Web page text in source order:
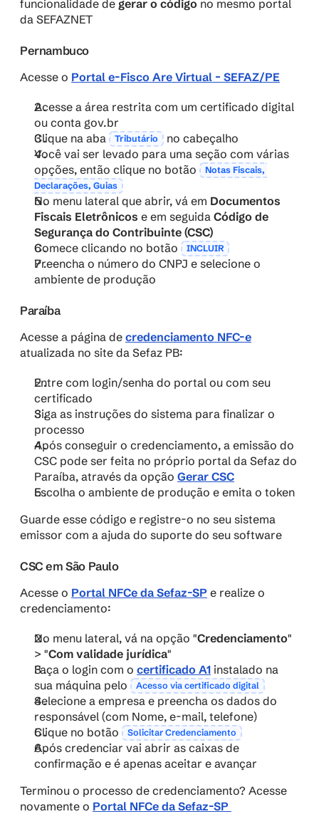
funcionalidade de gerar o código no mesmo portal
da SEFAZNET
Pernambuco
Acesse o Portal e-Fisco Are Virtual – SEFAZ/PE
Acesse a área restrita com um certificado digital
ou conta gov.br
Clique na aba
Tributário
no cabeçalho
Você vai ser levado para uma seção com várias
opções, então clique no botão
Notas Fiscais,
Declarações, Guias
No menu lateral que abrir, vá em Documentos
Fiscais Eletrônicos e em seguida Código de
Segurança do Contribuinte (CSC)
Comece clicando no botão
INCLUIR
Preencha o número do CNPJ e selecione o
ambiente de produção
Paraíba
Acesse a página de credenciamento NFC-e
atualizada no site da Sefaz PB:
Entre com login/senha do portal ou com seu
certificado
Siga as instruções do sistema para finalizar o
processo​
Após conseguir o credenciamento, a emissão do
CSC pode ser feita no próprio portal da Sefaz do
Paraíba, através da opção Gerar CSC
Escolha o ambiente de produção e emita o token
Guarde esse código e registre-o no seu sistema
emissor com a ajuda do suporte do seu software
CSC em São Paulo
Acesse o Portal NFCe da Sefaz-SP e realize o
credenciamento:
No menu lateral, vá na opção "Credenciamento"
> "Com validade jurídica"
Faça o login com o certificado A1 instalado na
sua máquina pelo
Acesso via certificado digital
Selecione a empresa e preencha os dados do
responsável (com Nome, e-mail, telefone)
Clique no botão
Solicitar Credenciamento
Após credenciar vai abrir as caixas de
confirmação e é apenas aceitar e avançar
Terminou o processo de credenciamento? Acesse
novamente o Portal NFCe da Sefaz-SP